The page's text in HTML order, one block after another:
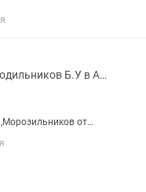
Продажа Холодильников Б.У в Алматы с доставкой, И гарантией
от
внешнему состоянию.